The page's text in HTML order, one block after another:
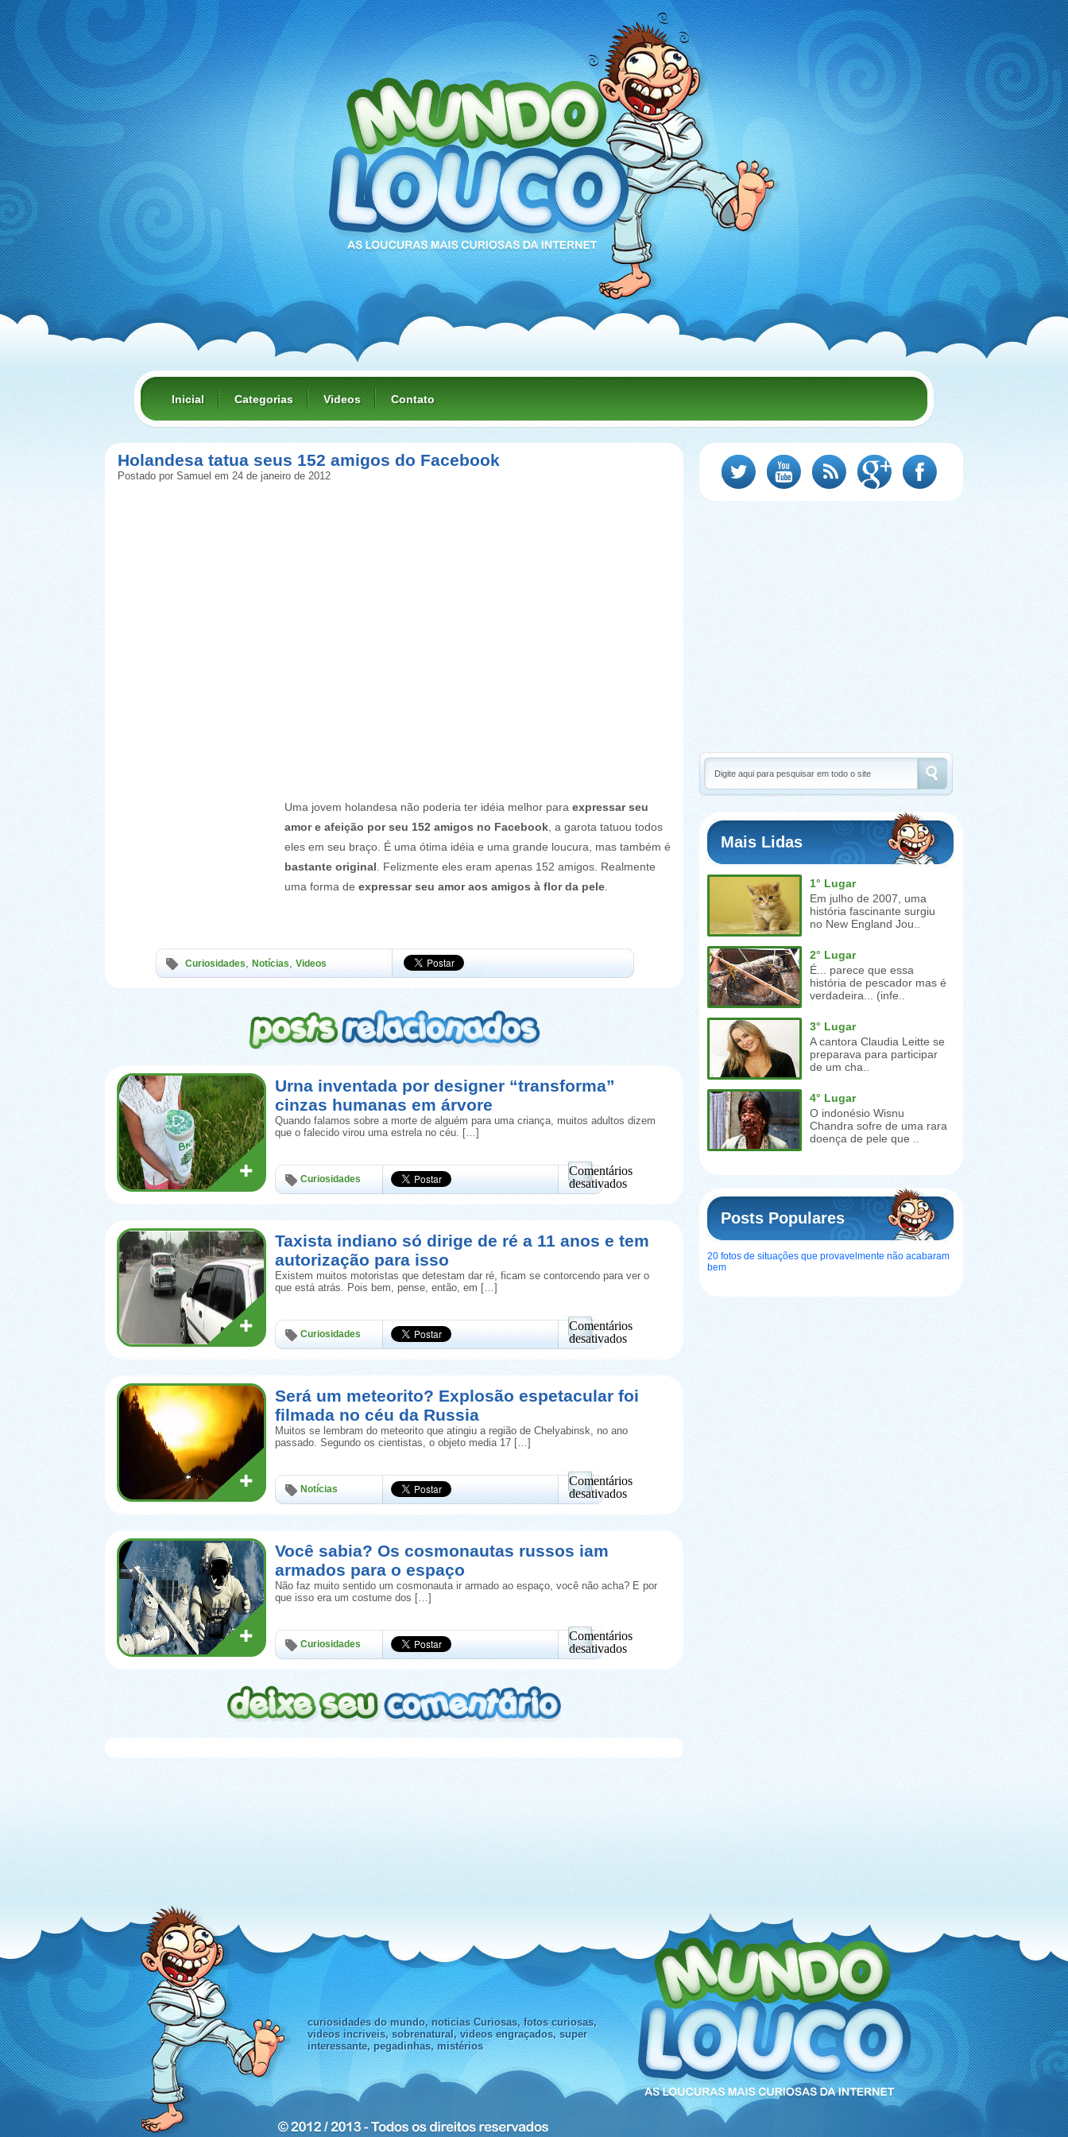
Inicial Categorias Videos Contato
Holandesa tatua seus 152 amigos do Facebook
Postado por Samuel em 24 de janeiro de 2012
Uma jovem holandesa não poderia ter idéia melhor para expressar seu
amor e afeição por seu 152 amigos no Facebook , a garota tatuou todos
eles em seu braço. É uma ótima idéia e uma grande loucura, mas também é
bastante original . Felizmente eles eram apenas 152 amigos. Realmente
uma forma de expressar seu amor aos amigos à flor da pele
Curiosidades, Notícias, Videos
Urna inventada por designer “transforma”
cinzas humanas em árvore
Quando falamos sobre a morte de alguém para uma criança, muitos adultos dizem
que o falecido virou uma estrela no céu. […]
Curiosidades
Comentários
desativados
em
designer
cinzas
humanas
Taxista indiano só dirige de ré a 11 anos e tem
autorização para isso
Existem muitos motoristas que detestam dar ré, ficam se contorcendo para ver o
que está atrás. Pois bem, pense, então, em […]
Curiosidades
Comentários
desativados
em
dirige
ré
e
tem
autorização
Será um meteorito? Explosão espetacular foi
filmada no céu da Russia
Muitos se lembram do meteorito que atingiu a região de Chelyabinsk, no ano
passado. Segundo os cientistas, o objeto media 17 […]
Notícias
Comentários
desativados
em
meteorito?
Explosão
foi
da
Russia
Você sabia? Os cosmonautas russos iam
armados para o espaço
Não faz muito sentido um cosmonauta ir armado ao espaço, você não acha? E por
que isso era um costume dos […]
Curiosidades
Comentários
desativados
em
Mais Lidas
1° Lugar
Em julho de 2007, uma
história fascinante surgiu
no New England Jou..
2° Lugar
É... parece que essa
história de pescador mas é
verdadeira... (infe..
3° Lugar
A cantora Claudia Leitte se
preparava para participar
de um cha..
4° Lugar
O indonésio Wisnu
Chandra sofre de uma rara
doença de pele que ..
Posts Populares
20 fotos de situações que provavelmente não acabaram
bem
curiosidades do mundo, noticias Curiosas, fotos curiosas,
videos incriveis, sobrenatural, videos engraçados, super
interessante, pegadinhas, mistérios